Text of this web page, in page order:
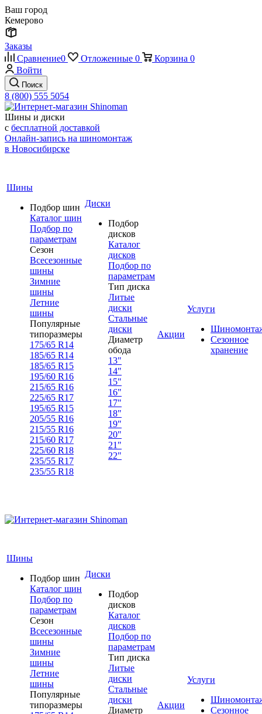
Ваш город
Кемерово
Заказы
Сравнение0 Отложенные 0 Корзина 0
Войти
Поиск
8 (800) 555 5054
Шины и диски
с бесплатной доставкой
Онлайн-запись на шиномонтаж
в Новосибирске
Шины
Подбор шин
Каталог шин
Подбор по
параметрам
Сезон
Всесезонные
шины
Зимние
шины
Летние
шины
Популярные
типоразмеры
175/65 R14
185/65 R14
185/65 R15
195/60 R16
215/65 R16
225/65 R17
195/65 R15
205/55 R16
215/55 R16
215/60 R17
225/60 R18
235/55 R17
235/55 R18
Диски
Подбор
дисков
Каталог
дисков
Подбор по
параметрам
Тип диска
Литые
диски
Стальные
диски
Диаметр
обода
13"
14"
15"
16"
17"
18"
19"
20"
21"
22"
Акции
Услуги
Сезонное
хранение
Шины
Подбор шин
Каталог шин
Подбор по
параметрам
Сезон
Всесезонные
шины
Зимние
шины
Летние
шины
Популярные
типоразмеры
Диски
Подбор
дисков
Каталог
дисков
Подбор по
параметрам
Тип диска
Литые
диски
Стальные
диски
Диаметр
Акции
Услуги
Сезонное